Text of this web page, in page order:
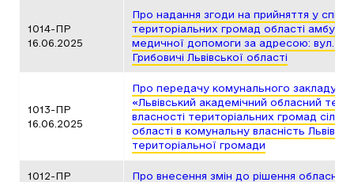
1014-ПР
16.06.2025
Про надання згоди на прийняття у
територіальних громад області
медичної допомоги за адресою: вул.
Грибовичі Львівської області
1013-ПР
16.06.2025
Про передачу комунального закладу
«Львівський академічний обласний
власності територіальних громад сіл,
області в комунальну власність
територіальної громади
1012-ПР
Про внесення змін до рішення обласної